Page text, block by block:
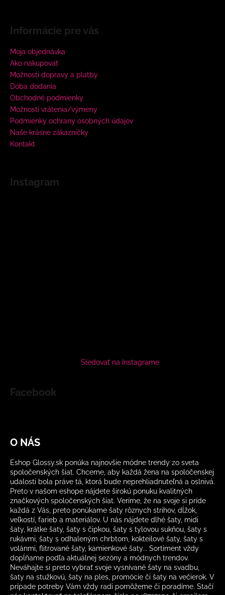
Informácie pre vás
Moja objednávka
Ako nakupovať
Možnosti dopravy a platby
Doba dodania
Obchodné podmienky
Možnosti vrátenia/výmeny
Podmienky ochrany osobných údajov
Naše krásne zákazníčky
Kontakt
Instagram
Sledovať na Instagrame
Facebook
O NÁS
Eshop Glossy.sk ponúka najnovšie módne trendy zo sveta
spoločenských šiat. Chceme, aby každá žena na spoločenskej
udalosti bola práve tá, ktorá bude neprehliadnuteľná a oslnivá.
Preto v našom eshope nájdete širokú ponuku kvalitných
značkových spoločenských šiat. Veríme, že na svoje si príde
každá z Vás, preto ponúkame šaty rôznych strihov, dĺžok,
veľkostí, farieb a materiálov. U nás nájdete dlhé šaty, midi
šaty, krátke šaty, šaty s čipkou, šaty s tylovou sukňou, šaty s
rukávmi, šaty s odhaleným chrbtom, kokteilové šaty, šaty s
volánmi, flitrované šaty, kamienkové šaty... Sortiment vždy
dopĺňame podľa aktuálnej sezóny a módnych trendov.
Neváhajte si preto vybrať svoje vysnívané šaty na svadbu,
šaty na stužkovú, šaty na ples, promócie či šaty na večierok. V
prípade potreby Vám vždy radi pomôžeme či poradíme. Stačí